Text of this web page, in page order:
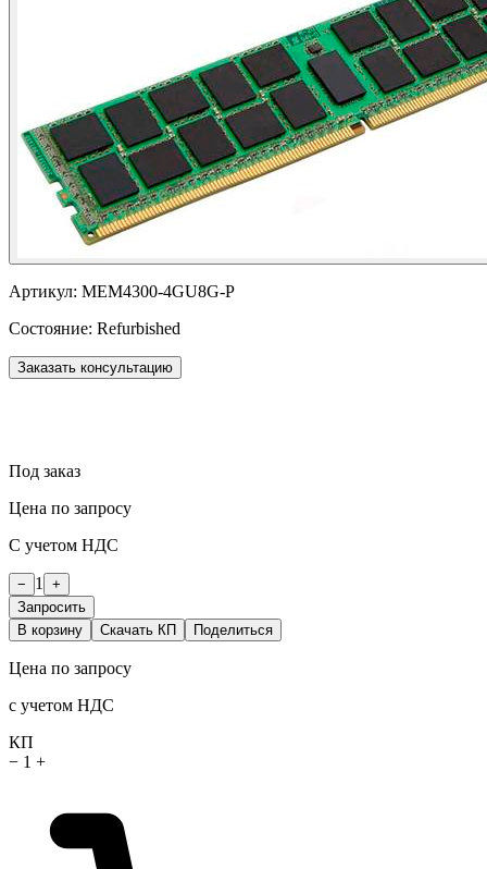
Артикул: MEM4300-4GU8G-P
Состояние: Refurbished
Заказать консультацию
Под заказ
Цена по запросу
С учетом НДС
− 1
+
Запросить
В корзину
Скачать КП Поделиться
Цена по запросу
с учетом НДС
КП
− 1 +